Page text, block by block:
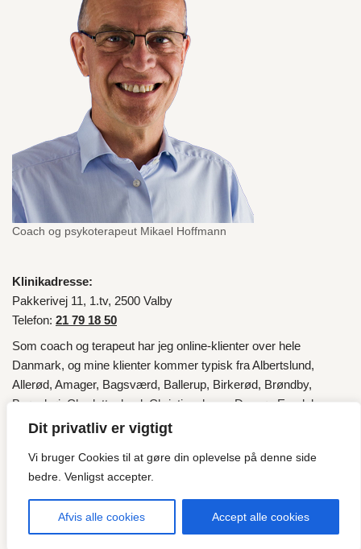
Dit privatliv er vigtigt
Vi bruger Cookies til at gøre din oplevelse på denne side
bedre. Venligst accepter.
Afvis alle cookies Accept alle cookies
Coach og psykoterapeut Mikael Hoffmann
Klinikadresse:
Pakkerivej 11, 1.tv, 2500 Valby
Telefon: 21 79 18 50
Som coach og terapeut har jeg online-klienter over hele
Danmark, og mine klienter kommer typisk fraAlbertslund,
Allerød, Amager, Bagsværd, Ballerup, Birkerød, Brøndby,
Brønshøj,Charlottenlund,Christianshavn,Dragør,Egedal,
Fredensborg,Frederiksberg,Frederikssund
Hillerød,Hvidovre,Høje-Taastrup,Hørsholm,Ishøj,København
Lyngby,Lyngby-Taarbæk,Nordsjælland
Rødovre,Tårnby,Valby,Vallensbækog fraEsbjerg.